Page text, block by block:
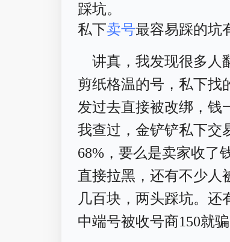
踩坑。
私下卖号最容易踩的坑
讲真，我发现很多人
剪纸格温的号，私下找
发过去直接被改绑，钱
我查过，金铲铲私下交
68%，要么是卖家收了
直接拉黑，还有不少人
几百块，两头踩坑。还
中端号被收号商150就